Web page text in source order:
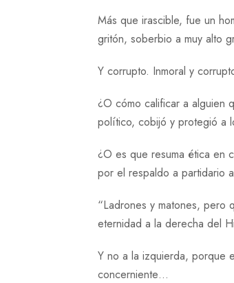
Más que irascible, fue un
gritón, soberbio a muy alto
Y corrupto. Inmoral y
¿O cómo calificar a alguien
político, cobijó y protegió a
¿O es que resuma ética en
por el respaldo a partidario
“Ladrones y matones, pero
eternidad a la derecha del
Y no a la izquierda, porque
concerniente…